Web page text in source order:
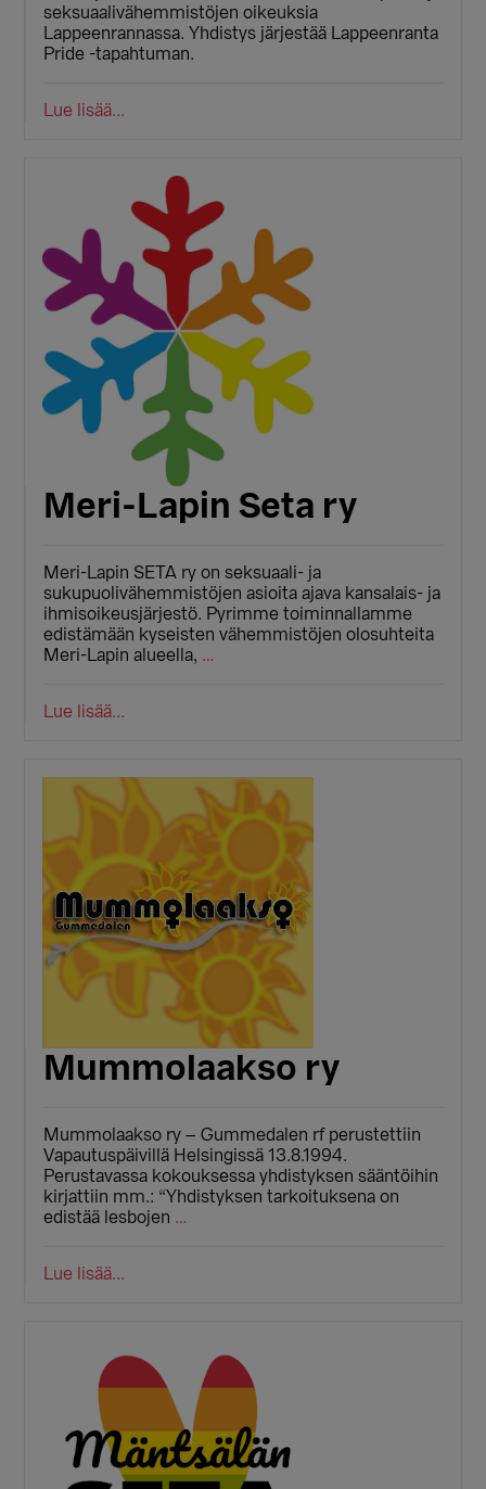
seksuaalivähemmistöjen oikeuksia
Lappeenrannassa. Yhdistys järjestää Lappeenranta
Pride -tapahtuman.
Lue lisää...
Meri-Lapin Seta ry
Meri-Lapin SETA ry on seksuaali- ja
sukupuolivähemmistöjen asioita ajava kansalais- ja
ihmisoikeusjärjestö. Pyrimme toiminnallamme
edistämään kyseisten vähemmistöjen olosuhteita
Meri-Lapin alueella, …
Lue lisää...
Mummolaakso ry
Mummolaakso ry – Gummedalen rf perustettiin
Vapautuspäivillä Helsingissä 13.8.1994.
Perustavassa kokouksessa yhdistyksen sääntöihin
kirjattiin mm.: “Yhdistyksen tarkoituksena on
edistää lesbojen …
Lue lisää...